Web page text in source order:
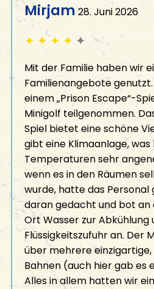
Mirjam 28. Juni 2026
✦ ✦ ✦ ✦ ✦
Mit der Familie haben wir
Familienangebote
einem „Prison Escape“-
Minigolf teilgenommen.
Spiel bietet eine schöne
gibt eine Klimaanlage,
Temperaturen sehr
wenn es in den Räumen
wurde, hatte das Personal
daran gedacht und bot
Ort Wasser zur Abkühlung
Flüssigkeitszufuhr an. Der
über mehrere
Bahnen (auch hier gab es
Alles in allem hatten wir